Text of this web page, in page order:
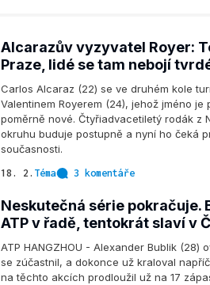
Alcarazův vyzyvatel Royer:
Praze, lidé se tam nebojí
Carlos Alcaraz (22) se ve druhém kole
Valentinem Royerem (24), jehož jméno
poměrně nové. Čtyřiadvacetiletý rodák z
okruhu buduje postupně a nyní ho čeká
současnosti.
18. 2. Téma 3 komentáře
Neskutečná série
ATP v řadě, tentokrát slaví v
ATP HANGZHOU - Alexander Bublik (28)
se zúčastnil, a dokonce už kraloval
na těchto akcích prodloužil už na 17